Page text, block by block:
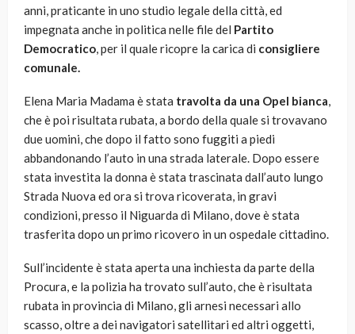
anni, praticante in uno studio legale della città, ed
impegnata anche in politica nelle file del Partito
Democratico, per il quale ricopre la carica di consigliere
comunale.
Elena Maria Madama è stata travolta da una Opel bianca,
che è poi risultata rubata, a bordo della quale si trovavano
due uomini, che dopo il fatto sono fuggiti a piedi
abbandonando l’auto in una strada laterale. Dopo essere
stata investita la donna è stata trascinata dall’auto lungo
Strada Nuova ed ora si trova ricoverata, in gravi
condizioni, presso il Niguarda di Milano, dove è stata
trasferita dopo un primo ricovero in un ospedale cittadino.
Sull’incidente è stata aperta una inchiesta da parte della
Procura, e la polizia ha trovato sull’auto, che è risultata
rubata in provincia di Milano, gli arnesi necessari allo
scasso, oltre a dei navigatori satellitari ed altri oggetti,